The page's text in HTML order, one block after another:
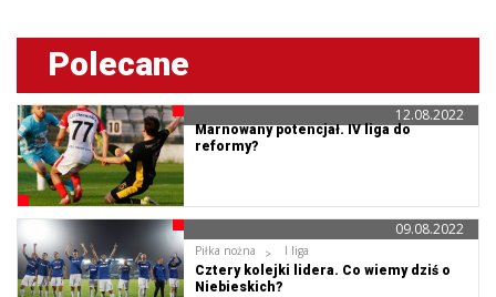
Polecane
Marnowany potencjał. IV liga do
reformy?
12.08.2022
Piłka nożna
I liga
Cztery kolejki lidera. Co wiemy dziś o
Niebieskich?
09.08.2022